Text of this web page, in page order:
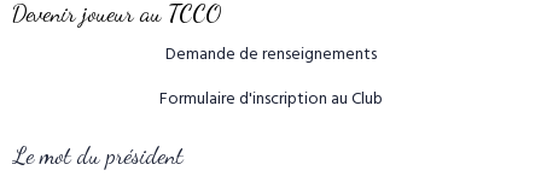
Devenir joueur au TCCO
Demande de renseignements
Formulaire d'inscription au Club
Le mot du président